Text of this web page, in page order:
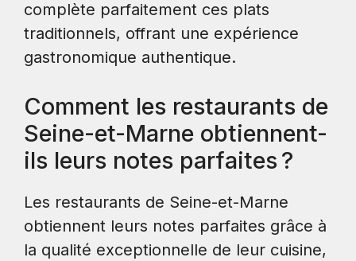
complète parfaitement ces plats
traditionnels, offrant une expérience
gastronomique authentique.
Comment les restaurants de
Seine-et-Marne obtiennent-
ils leurs notes parfaites ?
Les restaurants de Seine-et-Marne
obtiennent leurs notes parfaites grâce à
la qualité exceptionnelle de leur cuisine,